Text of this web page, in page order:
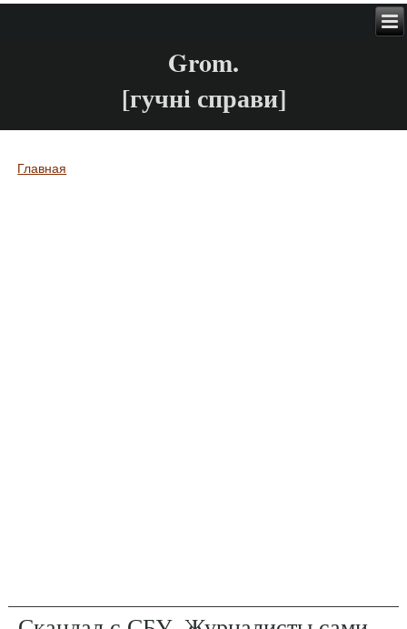
Grom.
[гучні справи]
Вы здесь
Главная